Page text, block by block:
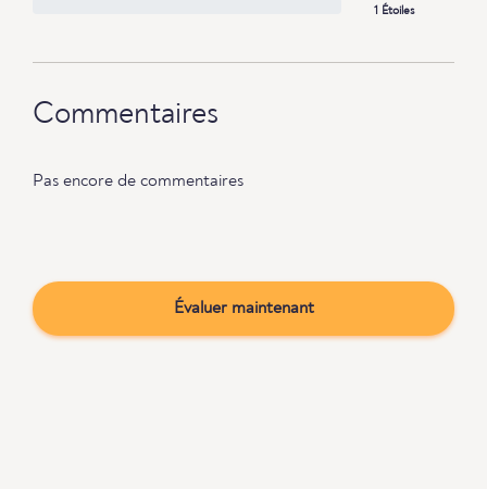
1 Étoiles
Commentaires
Pas encore de commentaires
Évaluer maintenant